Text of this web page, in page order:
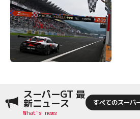
スーパーGT 最
新ニュース すべてのスーパ